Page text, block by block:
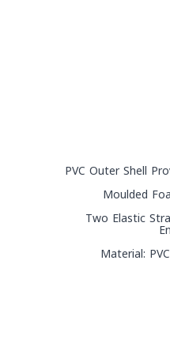
PVC Outer Shell
Moulded
Two Elastic
Material: